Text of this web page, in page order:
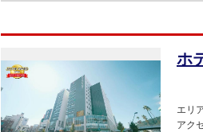
ホ
エリ
アク